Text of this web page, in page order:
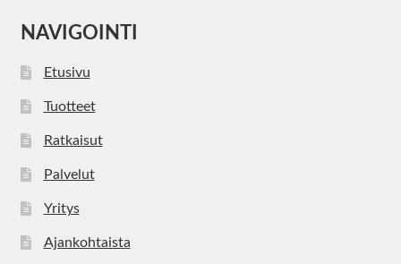
NAVIGOINTI
Etusivu
Tuotteet
Ratkaisut
Palvelut
Yritys
Ajankohtaista